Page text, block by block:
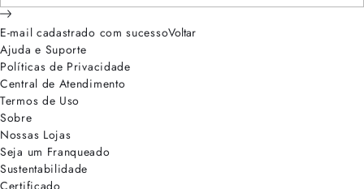
E-mail cadastrado com sucessoVoltar
Ajuda e Suporte
Políticas de Privacidade
Central de Atendimento
Termos de Uso
Sobre
Nossas Lojas
Seja um Franqueado
Sustentabilidade
Certificado